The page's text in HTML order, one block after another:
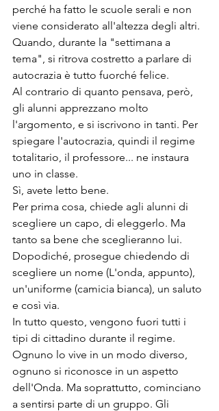
perché ha fatto le scuole serali e non
viene considerato all'altezza degli altri.
Quando, durante la "settimana a
tema", si ritrova costretto a parlare di
autocrazia è tutto fuorché felice.
Al contrario di quanto pensava, però,
gli alunni apprezzano molto
l'argomento, e si iscrivono in tanti. Per
spiegare l'autocrazia, quindi il regime
totalitario, il professore... ne instaura
uno in classe.
Sì, avete letto bene.
Per prima cosa, chiede agli alunni di
scegliere un capo, di eleggerlo. Ma
tanto sa bene che sceglieranno lui.
Dopodiché, prosegue chiedendo di
scegliere un nome (L'onda, appunto),
un'uniforme (camicia bianca), un saluto
e così via.
In tutto questo, vengono fuori tutti i
tipi di cittadino durante il regime.
Ognuno lo vive in un modo diverso,
ognuno si riconosce in un aspetto
dell'Onda. Ma soprattutto, cominciano
a sentirsi parte di un gruppo. Gli